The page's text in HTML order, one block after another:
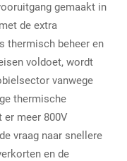
gemaakt in
de extra
thermisch beheer en
voldoet, wordt
vanwege
thermische
er meer 800V
vraag naar snellere
en de